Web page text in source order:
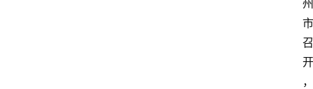
州
市
召
开
，